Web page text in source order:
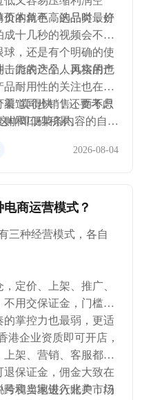
价本就不高的品类，价
页的角色，选品时最好
十几秒的视频会不会
，还是有个明确的使
击力的产品，再实用也
、能表达个人风格的产
耐用性的关注也在上
着"卖得快"，还要考虑
购和口碑积累。
道同步销售，而不只
样即便某条内容的自然
2026-08-04
商运营模式？
三种经营模式，各自
定价、上架、推广、
用交保证金，门槛最
掌控力也最弱，更适
港企业资质即可开店，
架、营销、客服都由
保证金，佣金大致在
境卖家进入北美市场
和当地银行账户，门